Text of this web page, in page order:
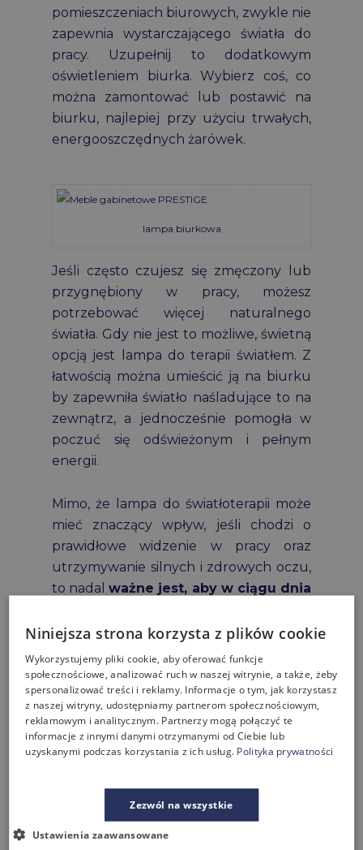
pomieszczeniach biurowych, zwykle nie
zapewnia wystarczającego światła do
pracy. Uzupełnij to dodatkowym
oświetleniem biurka. Wybierz coś, co
można zamontować lub postawić na
biurku, najlepiej przy użyciu trwałych,
energooszczędnych żarówek.
lampa biurkowa
Jeśli często czujesz się zmęczony lub
przygnębiony w pracy, możesz
potrzebować więcej naturalnego
światła. Gdy nie jest to możliwe, świetną
opcją jest lampa do terapii światłem. Z
łatwością można umieścić ją na biurku
by zapewniła światło naśladujące to na
zewnątrz, a jednocześnie pomogła w
poczuć się odświeżonym i pełnym
energii.
Mimo, że lampa do światłoterapii może
mieć znaczący wpływ, jeśli chodzi o
prawidłowe widzenie w pracy oraz
utrzymywanie silnych i zdrowych oczu,
to nadalważne jest, aby w ciągu dnia
to możliwe, rób przerwy, w tym lunch,
wyjdź na zewnątrz, aby odświeżyć ciało i
umysł.
4. Dostosuj odpowiednią
temperaturę
gorąco lub trochę za zimno? Wojny
termostatyczne wydają się być częstą
walką biurową. Wyeliminuj ten
Niniejsza strona korzysta z plików cookie
Wykorzystujemy pliki cookie, aby oferować funkcje
społecznościowe, analizować ruch w naszej witrynie, a także, żeby
spersonalizować treści i reklamy. Informacje o tym, jak korzystasz
z naszej witryny, udostępniamy partnerom społecznościowym,
reklamowym i analitycznym. Partnerzy mogą połączyć te
informacje z innymi danymi otrzymanymi od Ciebie lub
uzyskanymi podczas korzystania z ich usług. Polityka prywatności
Zezwól na wszystkie
Ustawienia zaawansowane